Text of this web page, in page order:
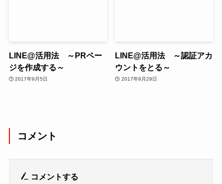
LINE@活用法 ～PRペー
ジを作成する～
2017年9月5日
LINE@活用法 ～認証アカ
ウントをとる～
2017年8月29日
コメント
コメントする